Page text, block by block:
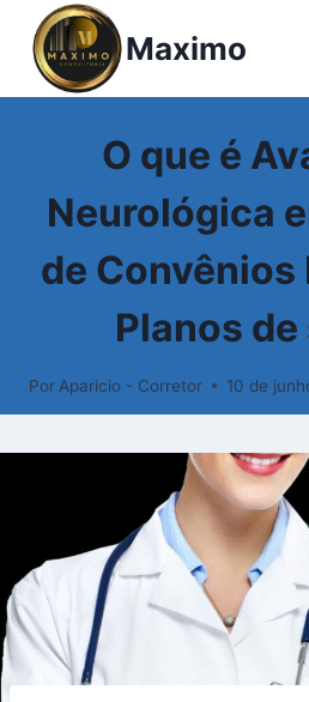
Pular
para
Maximo
O que é
Neurológica
de Convênios
Planos
Por Aparicio - Corretor 10 de